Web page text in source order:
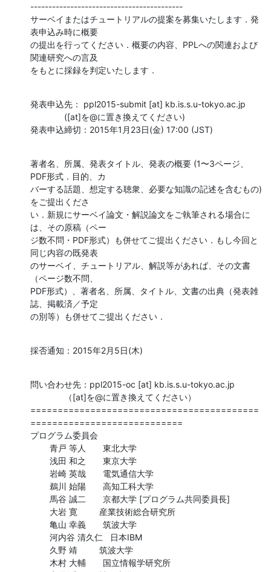
------------------------------------------
サーベイまたはチュートリアルの提案を募集いたします．発
表申込み時に概要
の提出を行ってください．概要の内容、PPLへの関連および
関連研究への言及
をもとに採録を判定いたします．
発表申込先： ppl2015-submit [at] kb.is.s.u-tokyo.ac.jp
発表申込締切：2015年1月23日(金) 17:00 (JST)
著者名、所属、発表タイトル、発表の概要 (1〜3ページ、
PDF形式．目的、カ
バーする話題、想定する聴衆、必要な知識の記述を含むもの)
をご提出くださ
い．新規にサーベイ論文・解説論文をご執筆される場合に
は、その原稿（ペー
ジ数不問・PDF形式）も併せてご提出ください．もし今回と
同じ内容の既発表
のサーベイ、チュートリアル、解説等があれば、その文書
（ページ数不問、
PDF形式）、著者名、所属、タイトル、文書の出典（発表雑
誌、掲載済／予定
の別等）も併せてご提出ください．
採否通知：2015年2月5日(木)
問い合わせ先：ppl2015-oc [at] kb.is.s.u-tokyo.ac.jp
==========================================
============================
プログラム委員会